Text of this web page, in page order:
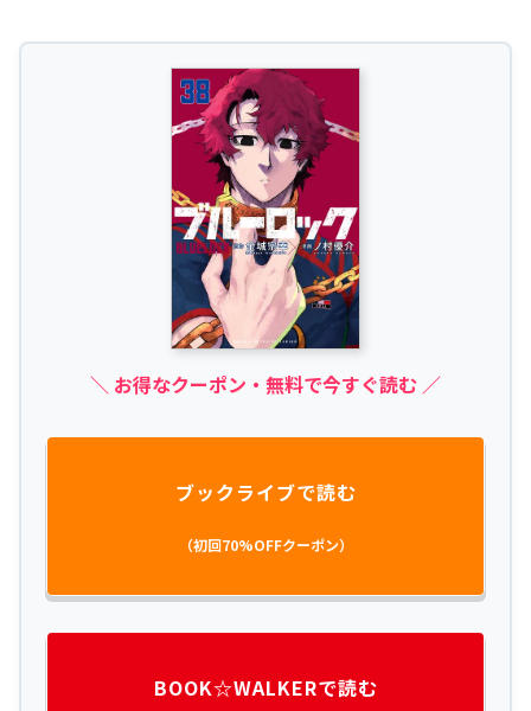
＼ お得なクーポン・無料で今すぐ読む ／
ブックライブで読む
（初回70%OFFクーポン）
BOOK☆WALKERで読む